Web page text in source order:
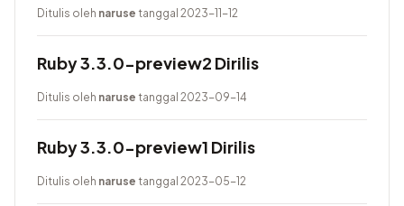
baru yang bernama Prism, menggunakan Lrama sebagai
Ditulis oleh naruse tanggal 2023-11-12
Ruby 3.3.0-preview2 Dirilis
Ditulis oleh naruse tanggal 2023-09-14
Ruby 3.3.0-preview1 Dirilis
Ditulis oleh naruse tanggal 2023-05-12